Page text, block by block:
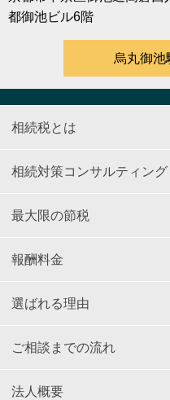
都御池ビル6階
烏丸御池
相続税とは
相続対策コンサルティング
最大限の節税
報酬料金
選ばれる理由
ご相談までの流れ
法人概要